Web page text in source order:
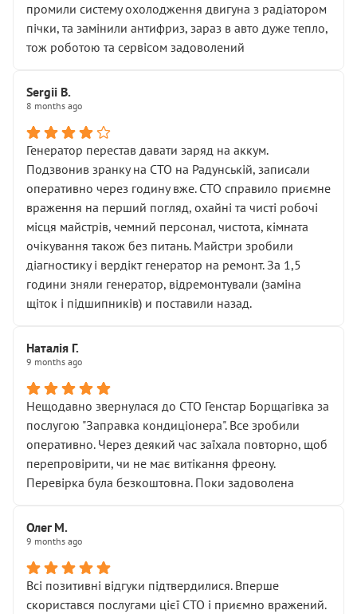
промили систему охолодження двигуна з радіатором
пічки, та замінили антифриз, зараз в авто дуже тепло,
тож роботою та сервісом задоволений
Sergii B.
8 months ago
Генератор перестав давати заряд на аккум.
Подзвонив зранку на СТО на Радунській, записали
оперативно через годину вже. СТО справило приємне
враження на перший погляд, охайні та чисті робочі
місця майстрів, чемний персонал, чистота, кімната
очікування також без питань. Майстри зробили
діагностику і вердікт генератор на ремонт. За 1,5
години зняли генератор, відремонтували (заміна
щіток і підшипників) и поставили назад.
Наталія Г.
9 months ago
Нещодавно звернулася до СТО Генстар Борщагівка за
послугою "Заправка кондиціонера". Все зробили
оперативно. Через деякий час заїхала повторно, щоб
перепровірити, чи не має витікання фреону.
Перевірка була безкоштовна. Поки задоволена
Олег М.
9 months ago
Всі позитивні відгуки підтвердилися. Вперше
скористався послугами цієї СТО і приємно вражений.